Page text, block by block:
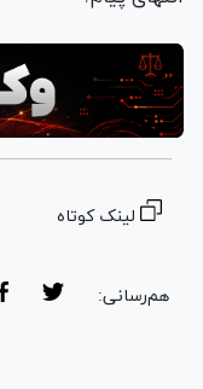
لینک کوتاه
هم‌رسانی: